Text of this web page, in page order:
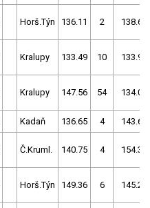
Horš.Týn 136.11 2 138.63
Kralupy 133.49 10 133.94
Kralupy 147.56 54 134.04
Kadaň 136.65 4 143.64
Č.Kruml. 140.75 4 154.33
Horš.Týn 149.36 6 145.21